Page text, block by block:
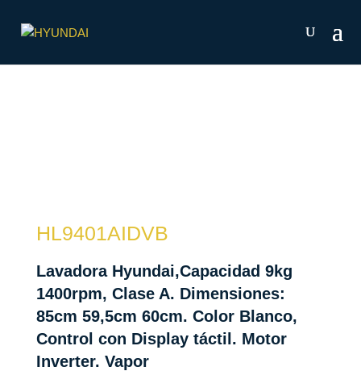
HL9401AIDVB
Lavadora Hyundai,Capacidad 9kg
1400rpm, Clase A. Dimensiones:
85cm 59,5cm 60cm. Color Blanco,
Control con Display táctil. Motor
Inverter. Vapor